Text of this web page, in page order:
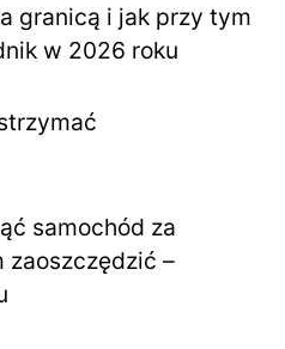
granicą i jak przy tym
w 2026 roku
samochód za
zaoszczędzić –